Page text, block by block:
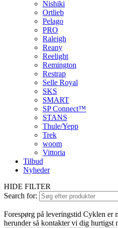
Nishiki
Ortlieb
Pelago
PRO
Raleigh
Reany
Reelight
Remington
Restrap
Selle Royal
SKS
SMART
SP Connect™
STANS
Thule/Yepp
Trek
woom
Vittoria
Tilbud
Nyheder
HIDE FILTER
Search for:
Forespørg på leveringstid Cyklen er
herunder så kontakter vi dig hurtigst